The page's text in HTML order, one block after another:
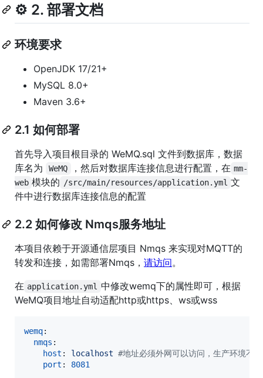
⚙️ 2. 部署文档
环境要求
OpenJDK 17/21+
MySQL 8.0+
Maven 3.6+
2.1 如何部署
首先导入项目根目录的 WeMQ.sql 文件到数据库，数据
库名为
WeMQ ，然后对数据库连接信息进行配置，在 mm-
web 模块的 /src/main/resources/application.yml 文
件中进行数据库连接信息的配置
2.2 如何修改 Nmqs服务地址
本项目依赖于开源通信层项目 Nmqs 来实现对MQTT的
转发和连接，如需部署Nmqs， 请访问。
在 application.yml 中修改wemq下的属性即可，根据
WeMQ项目地址自动适配http或https、ws或wss
wemq:
nmqs :
host : localhost #地址必须外网可以访问，生产环境
port : 8081